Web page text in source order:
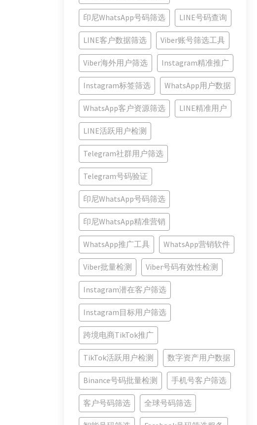
印尼WhatsApp号码筛选 LINE号码查询
LINE客户数据筛选 Viber账号筛选工具
Viber海外用户筛选 Instagram精准推广
Instagram标签筛选 WhatsApp用户数据
WhatsApp客户资源筛选 LINE精准用户
LINE活跃用户检测
Telegram社群用户筛选
Telegram号码验证
印尼WhatsApp号码筛选
印尼WhatsApp精准营销
WhatsApp推广工具 WhatsApp营销软件
Viber批量检测 Viber号码有效性检测
Instagram潜在客户筛选
Instagram目标用户筛选
跨境电商TikTok推广
TikTok活跃用户检测 数字资产用户数据
Binance号码批量检测 手机号客户筛选
客户号码筛选 全球号码筛选